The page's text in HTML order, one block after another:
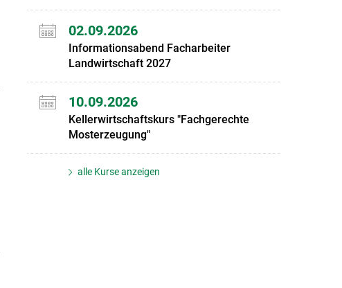
02.09.2026
Informationsabend Facharbeiter
Landwirtschaft 2027
10.09.2026
Kellerwirtschaftskurs "Fachgerechte
Mosterzeugung"
alle Kurse anzeigen